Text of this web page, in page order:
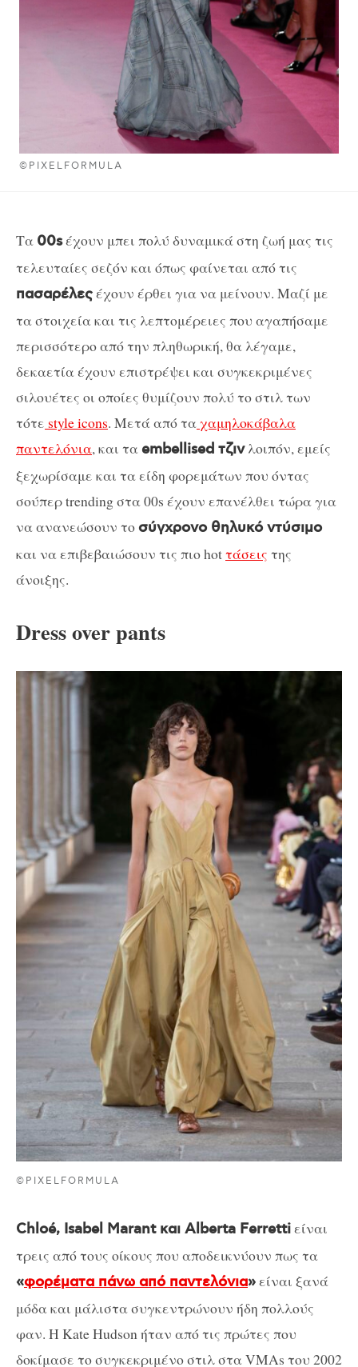
©PIXELFORMULA
Τα 00sέχουν μπει πολύ δυναμικά στη ζωή μας τις
τελευταίες σεζόν και όπως φαίνεται από τις
πασαρέλεςέχουν έρθει για να μείνουν. Μαζί με
τα στοιχεία και τις λεπτομέρειες που αγαπήσαμε
περισσότερο από την πληθωρική, θα λέγαμε,
δεκαετία έχουν επιστρέψει και συγκεκριμένες
σιλουέτες οι οποίες θυμίζουν πολύ το στιλ των
τότε style icons. Μετά από ταχαμηλοκάβαλα
παντελόνια, και ταembellised τζινλοιπόν, εμείς
ξεχωρίσαμε και τα είδη φορεμάτων που όντας
σούπερ trending στα 00s έχουν επανέλθει τώρα για
να ανανεώσουν το σύγχρονο θηλυκό ντύσιμο
και να επιβεβαιώσουν τις πιο hotτάσεις της
άνοιξης.
Dress over pants
©PIXELFORMULA
Chloé, Isabel Marant και Alberta Ferrettiείναι
τρεις από τους οίκους που αποδεικνύουν πως τα
«φορέματα πάνω από παντελόνια»είναι ξανά
μόδα και μάλιστα συγκεντρώνουν ήδη πολλούς
φαν. Η Kate Hudson ήταν από τις πρώτες που
δοκίμασε το συγκεκριμένο στιλ στα VMAs του 2002